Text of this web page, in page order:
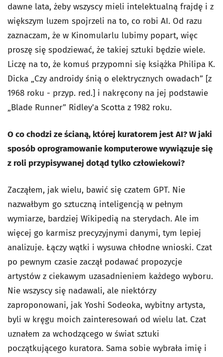
dawne lata, żeby wszyscy mieli intelektualną frajdę i z
większym luzem spojrzeli na to, co robi AI. Od razu
zaznaczam, że w Kinomularlu lubimy popart, więc
proszę się spodziewać, że takiej sztuki będzie wiele.
Liczę na to, że komuś przypomni się książka Philipa K.
Dicka „Czy androidy śnią o elektrycznych owadach” [z
1968 roku - przyp. red.] i nakręcony na jej podstawie
„Blade Runner” Ridley'a Scotta z 1982 roku.
O co chodzi ze ścianą, której kuratorem jest AI? W jaki
sposób oprogramowanie komputerowe wywiązuje się
z roli przypisywanej dotąd tylko człowiekowi?
Zacząłem, jak wielu, bawić się czatem GPT. Nie
nazwałbym go sztuczną inteligencją w pełnym
wymiarze, bardziej Wikipedią na sterydach. Ale im
więcej go karmisz precyzyjnymi danymi, tym lepiej
analizuje. Łączy wątki i wysuwa chłodne wnioski. Czat
po pewnym czasie zaczął podawać propozycje
artystów z ciekawym uzasadnieniem każdego wyboru.
Nie wszyscy się nadawali, ale niektórzy
zaproponowani, jak Yoshi Sodeoka, wybitny artysta,
byli w kręgu moich zainteresowań od wielu lat. Czat
uznałem za wchodzącego w świat sztuki
początkującego kuratora. Sama sobie wybrała imię i